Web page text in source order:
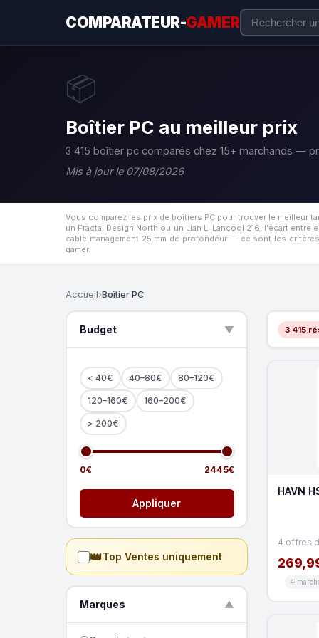
COMPARATEUR-GAMER
📦
Boîtier PC au meilleur prix
3 415 boîtier pc comparés chez 15+ marchands —
Mis à jour le 07/08/2026
Vous comparez les prix de boîtiers PC pour trouver le meilleur
un Fractal Design North ou un Lian Li Lancool 216, l'écart
cable management 25 mm de profondeur — ce sont les
gamer.
Accueil›Boîtier PC
Budget ▲
< 40€ 40–80€ 80–120€
120–160€ 160–200€
> 200€
0€ 2445€
Appliquer
👑Top Ventes uniquement
Marques ▼
3 415
HAVN
4 offres
4